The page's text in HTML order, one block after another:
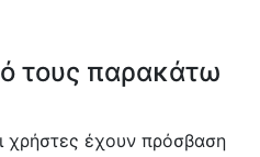
τους παρακάτω
χρήστες έχουν πρόσβαση